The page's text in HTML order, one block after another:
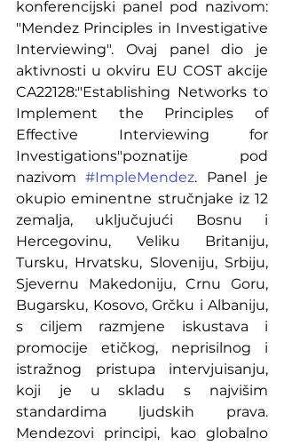
konferencijski panel pod nazivom:
"Mendez Principles in Investigative
Interviewing". Ovaj panel dio je
aktivnosti u okviru EU COST akcije
CA22128:"Establishing Networks to
Implement the Principles of
Effective Interviewing for
Investigations"poznatije pod
nazivom #ImpleMendez. Panel je
okupio eminentne stručnjake iz 12
zemalja, uključujući Bosnu i
Hercegovinu, Veliku Britaniju,
Tursku, Hrvatsku, Sloveniju, Srbiju,
Sjevernu Makedoniju, Crnu Goru,
Bugarsku, Kosovo, Grčku i Albaniju,
s ciljem razmjene iskustava i
promocije etičkog, neprisilnog i
istražnog pristupa intervjuisanju,
koji je u skladu s najvišim
standardima ljudskih prava.
Mendezovi principi, kao globalno